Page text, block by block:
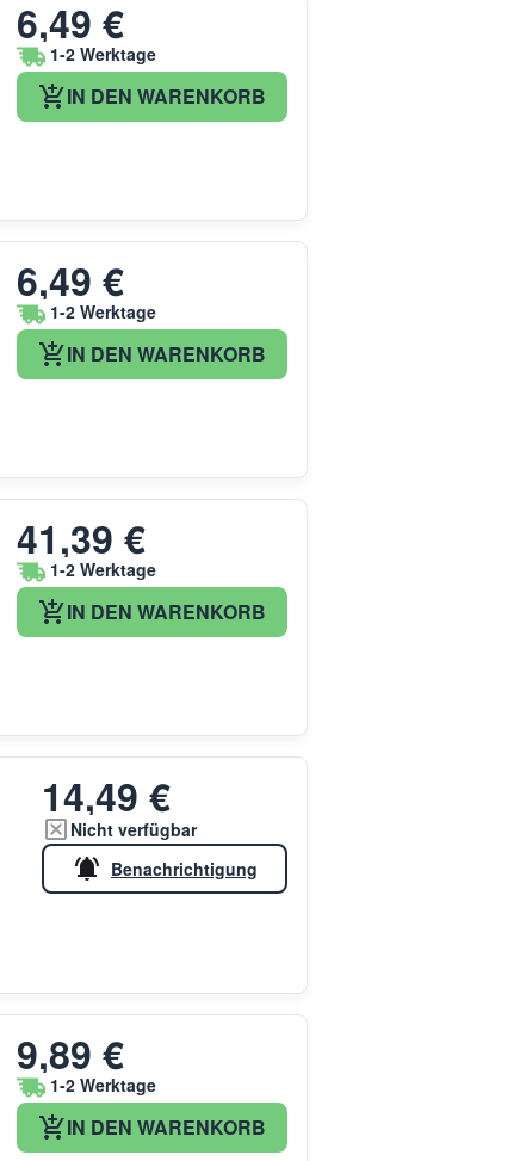
6,49 €
1-2 Werktage
IN DEN WARENKORB
6,49 €
1-2 Werktage
IN DEN WARENKORB
41,39 €
1-2 Werktage
IN DEN WARENKORB
14,49 €
Nicht verfügbar
Benachrichtigung
9,89 €
1-2 Werktage
IN DEN WARENKORB